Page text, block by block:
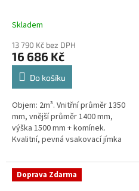
Průměrné
produktu
je
4,8
hvězdiček.
Skladem
13 790 Kč bez DPH
16 686 Kč
Do košíku
Objem: 2m³. Vnitřní průměr 1350
mm, vnější průměr 1400 mm,
výška 1500 mm + komínek.
Kvalitní, pevná vsakovací jímka
obetonování Průměr přítoku a
odtoku +...
Doprava Zdarma